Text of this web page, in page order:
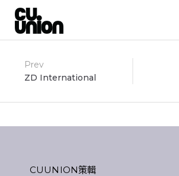
Post
navigation
Prev
ZD International
CUUNION策輯